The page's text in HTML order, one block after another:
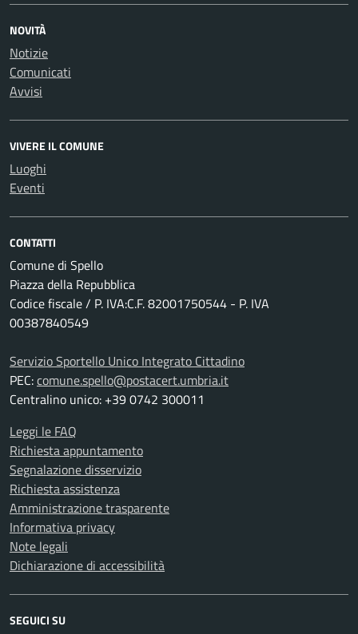
NOVITÀ
Notizie
Comunicati
Avvisi
VIVERE IL COMUNE
Luoghi
Eventi
CONTATTI
Comune di Spello
Piazza della Repubblica
Codice fiscale / P. IVA:C.F. 82001750544 - P. IVA
00387840549
Servizio Sportello Unico Integrato Cittadino
PEC:comune.spello@postacert.umbria.it
Centralino unico: +39 0742 300011
Leggi le FAQ
Richiesta appuntamento
Segnalazione disservizio
Richiesta assistenza
Amministrazione trasparente
Informativa privacy
Note legali
Dichiarazione di accessibilità
SEGUICI SU